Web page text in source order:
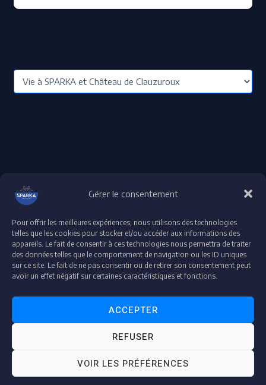
Gérer le consentement
Pour offrir les meilleures expériences, nous utilisons des technologies
telles que les cookies pour stocker et/ou accéder aux informations des
appareils. Le fait de consentir à ces technologies nous permettra de traiter
des données telles que le comportement de navigation ou les ID uniques
sur ce site. Le fait de ne pas consentir ou de retirer son consentement peut
avoir un effet négatif sur certaines caractéristiques et fonctions.
ACCEPTER
REFUSER
VOIR LES PRÉFÉRENCES
Droit d'auteur © 2026 plateforme-formation-sparka
Accessibilité : partiellement conforme
Déclaration de confidentialité et de protection de données
Mentions légales
"Accédez à votre espace dédié pour vos contrôles et audits en toute transparence."
AUDITEUR